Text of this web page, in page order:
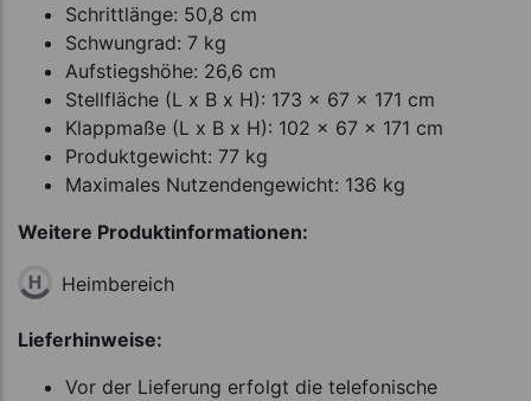
Schrittlänge: 50,8 cm
Schwungrad: 7 kg
Aufstiegshöhe: 26,6 cm
Stellfläche (L x B x H): 173 x 67 x 171 cm
Klappmaße (L x B x H): 102 x 67 x 171 cm
Produktgewicht: 77 kg
Maximales Nutzendengewicht: 136 kg
Weitere Produktinformationen:
Heimbereich
Lieferhinweise:
Vor der Lieferung erfolgt die telefonische